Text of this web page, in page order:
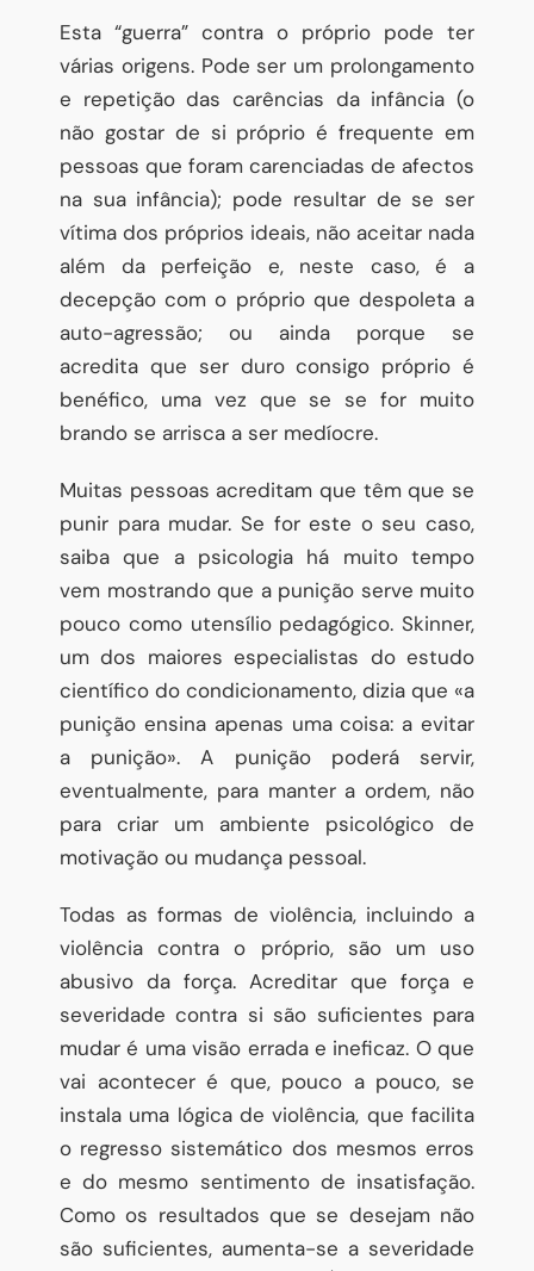
Esta “guerra” contra o próprio pode ter
várias origens. Pode ser um prolongamento
e repetição das carências da infância (o
não gostar de si próprio é frequente em
pessoas que foram carenciadas de afectos
na sua infância); pode resultar de se ser
vítima dos próprios ideais, não aceitar nada
além da perfeição e, neste caso, é a
decepção com o próprio que despoleta a
auto-agressão; ou ainda porque se
acredita que ser duro consigo próprio é
benéfico, uma vez que se se for muito
brando se arrisca a ser medíocre.
Muitas pessoas acreditam que têm que se
punir para mudar. Se for este o seu caso,
saiba que a psicologia há muito tempo
vem mostrando que a punição serve muito
pouco como utensílio pedagógico. Skinner,
um dos maiores especialistas do estudo
científico do condicionamento, dizia que «a
punição ensina apenas uma coisa: a evitar
a punição». A punição poderá servir,
eventualmente, para manter a ordem, não
para criar um ambiente psicológico de
motivação ou mudança pessoal.
Todas as formas de violência, incluindo a
violência contra o próprio, são um uso
abusivo da força. Acreditar que força e
severidade contra si são suficientes para
mudar é uma visão errada e ineficaz. O que
vai acontecer é que, pouco a pouco, se
instala uma lógica de violência, que facilita
o regresso sistemático dos mesmos erros
e do mesmo sentimento de insatisfação.
Como os resultados que se desejam não
são suficientes, aumenta-se a severidade